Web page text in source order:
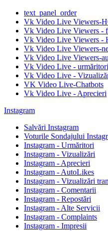
text_panel_order
Vk Video Live Viewers-
Vk Video Live Viewers -
Vk Video Live Viewers -
Vk Video Live Viewers-
Vk Video Live Viewers-
Vk Video Live - urmăritori
Vk Video Live -
VK Video Live-Chatbots
Vk Video Live - Aprecieri
Instagram
Salvări Instagram
Voturile Sondajului
Instagram - Urmăritori
Instagram - Vizualizări
Instagram - Aprecieri
Instagram - AutoLikes
Instagram - Vizualizări
Instagram - Comentarii
Instagram - Repostări
Instagram - Alte Servicii
Instagram - Complaints
Instagram - Impresii